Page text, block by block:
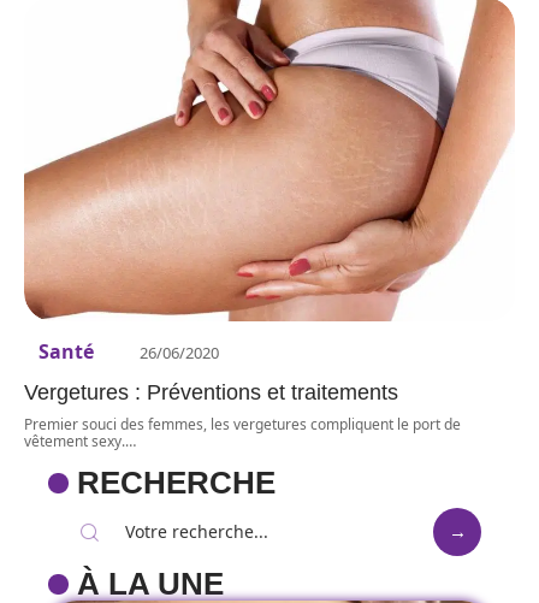
Santé 26/06/2020
Vergetures : Préventions et traitements
Premier souci des femmes, les vergetures compliquent le port de
vêtement sexy.…
RECHERCHE
À LA UNE